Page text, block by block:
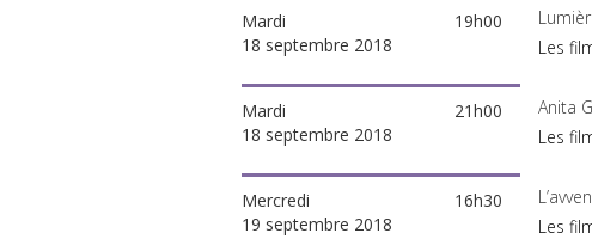
19h00
Mardi
18 septembre 2018
Les
21h00
Mardi
18 septembre 2018
Anita
Les
16h30
Mercredi
19 septembre 2018
Les